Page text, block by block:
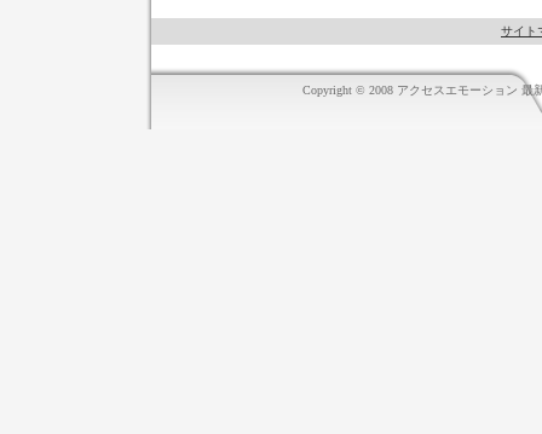
サイト
Copyright © 2008 アクセスエモーション 最